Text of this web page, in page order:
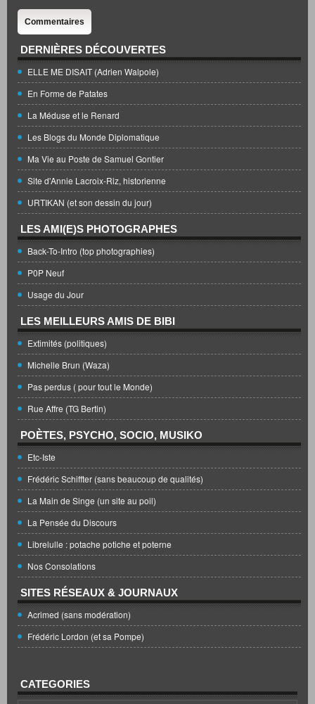
Commentaires
DERNIÈRES DÉCOUVERTES
ELLE ME DISAIT (Adrien Walpole)
En Forme de Patates
La Méduse et le Renard
Les Blogs du Monde Diplomatique
Ma Vie au Poste de Samuel Gontier
Site d'Annie Lacroix-Riz, historienne
URTIKAN (et son dessin du jour)
LES AMI(E)S PHOTOGRAPHES
Back-To-Intro (top photographies)
P0P Neuf
Usage du Jour
LES MEILLEURS AMIS DE BIBI
Extimités (politiques)
Michelle Brun (Waza)
Pas perdus ( pour tout le Monde)
Rue Affre (TG Bertin)
POÈTES, PSYCHO, SOCIO, MUSIKO
Etc-Iste
Frédéric Schiffter (sans beaucoup de qualités)
La Main de Singe (un site au poil)
La Pensée du Discours
Librelulle : potache potiche et poterne
Nos Consolations
SITES RÉSEAUX & JOURNAUX
Acrimed (sans modération)
Frédéric Lordon (et sa Pompe)
CATEGORIES